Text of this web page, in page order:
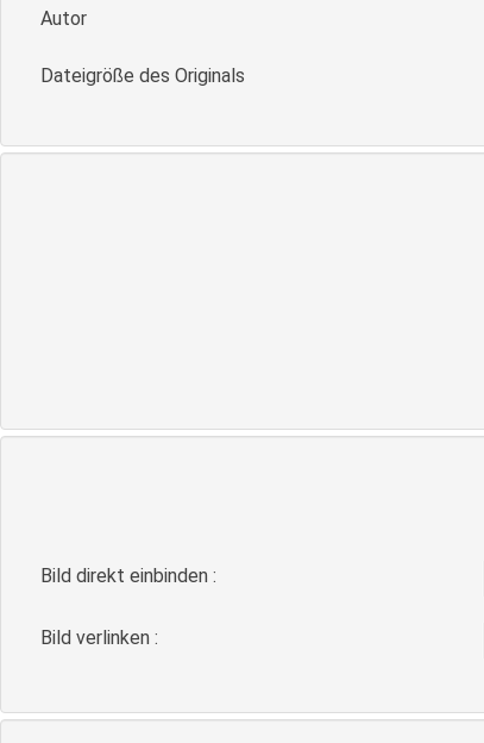
Autor
Dateigröße des Originals
Bild direkt einbinden :
Bild verlinken :